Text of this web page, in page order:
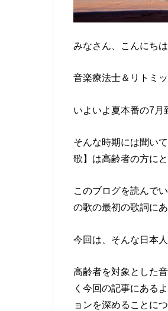
みなさん、こんにちは
音楽療法士＆リトミ
いよいよ夏本番の7月
そんな時期には聞い
歌】は高齢者の方に
このブログを読んで
の歌の最初の歌詞に
今回は、そんな日本
高齢者を対象とした
く今回の記事にある
ョンを深めることに